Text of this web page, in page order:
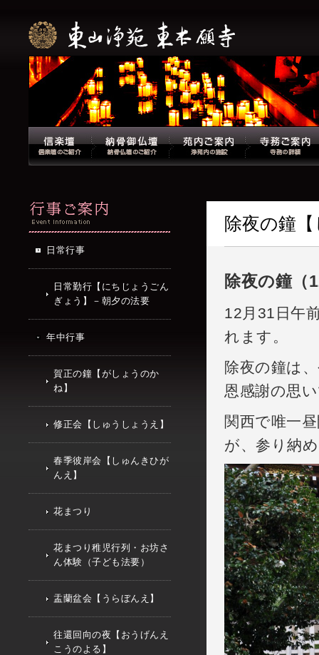
日常行事
日常勤行【にちじょうごん
ぎょう】－朝夕の法要
年中行事
賀正の鐘【がしょうのか
ね】
修正会【しゅうしょうえ】
春季彼岸会【しゅんきひが
んえ】
花まつり
花まつり稚児行列・お坊さ
ん体験（子ども法要）
盂蘭盆会【うらぼんえ】
往還回向の夜【おうげんえ
こうのよる】
除夜の鐘
除夜の鐘（
12月31日午
れます。
除夜の鐘は
恩感謝の思
関西で唯一
が、参り納